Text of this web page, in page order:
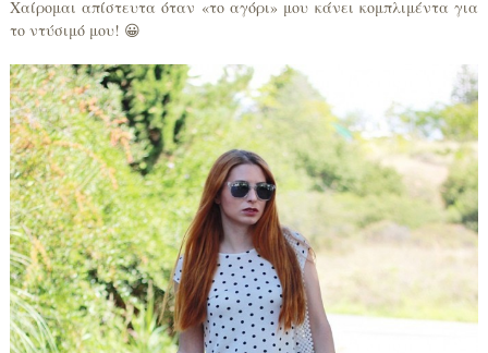
Χαίρομαι απίστευτα όταν «το αγόρι» μου κάνει κομπλιμέντα για
το ντύσιμό μου! 😀